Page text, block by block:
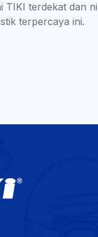
TIKI terdekat dan
terpercaya ini.